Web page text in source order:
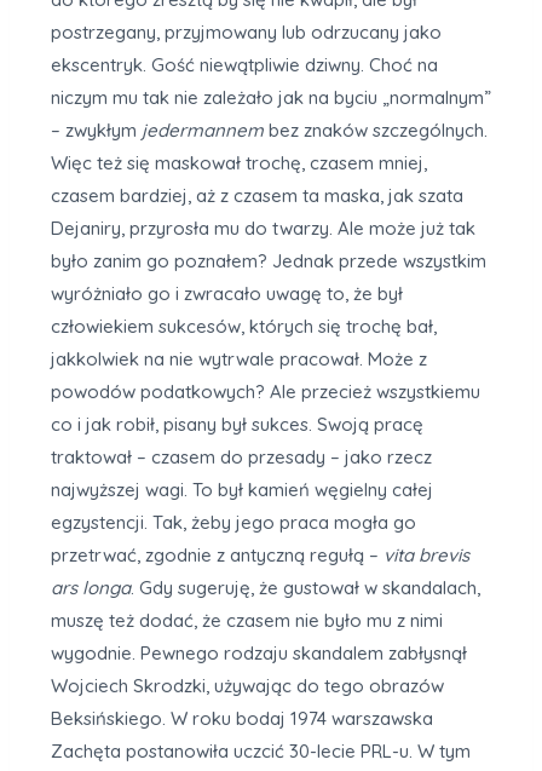
postrzegany, przyjmowany lub odrzucany jako
ekscentryk. Gość niewątpliwie dziwny. Choć na
niczym mu tak nie zależało jak na byciu „normalnym”
– zwykłym jedermannem bez znaków szczególnych.
Więc też się maskował trochę, czasem mniej,
czasem bardziej, aż z czasem ta maska, jak szata
Dejaniry, przyrosła mu do twarzy. Ale może już tak
było zanim go poznałem? Jednak przede wszystkim
wyróżniało go i zwracało uwagę to, że był
człowiekiem sukcesów, których się trochę bał,
jakkolwiek na nie wytrwale pracował. Może z
powodów podatkowych? Ale przecież wszystkiemu
co i jak robił, pisany był sukces. Swoją pracę
traktował – czasem do przesady – jako rzecz
najwyższej wagi. To był kamień węgielny całej
egzystencji. Tak, żeby jego praca mogła go
przetrwać, zgodnie z antyczną regułą – vita brevis
ars longa. Gdy sugeruję, że gustował w skandalach,
muszę też dodać, że czasem nie było mu z nimi
wygodnie. Pewnego rodzaju skandalem zabłysnął
Wojciech Skrodzki, używając do tego obrazów
Beksińskiego. W roku bodaj 1974 warszawska
Zachęta postanowiła uczcić 30-lecie PRL-u. W tym